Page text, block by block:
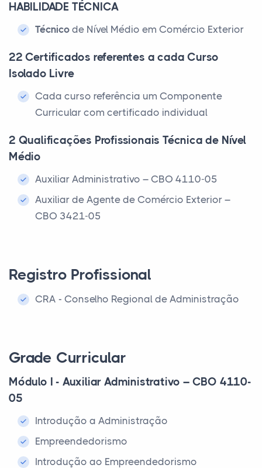
HABILIDADE TÉCNICA
Técnico de Nível Médio em Comércio Exterior
22 Certificados referentes a cada Curso
Isolado Livre
Cada curso referência um Componente
Curricular com certificado individual
2 Qualificações Profissionais Técnica de Nível
Médio
Auxiliar Administrativo – CBO 4110-05
Auxiliar de Agente de Comércio Exterior –
CBO 3421-05
Registro Profissional
CRA - Conselho Regional de Administração
Grade Curricular
Módulo I - Auxiliar Administrativo – CBO 4110-
05
Introdução a Administração
Empreendedorismo
Introdução ao Empreendedorismo